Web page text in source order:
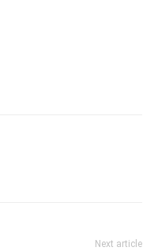
Next article